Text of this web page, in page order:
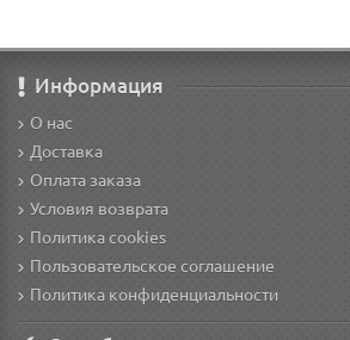
Информация
О нас
Доставка
Оплата заказа
Условия возврата
Политика cookies
Пользовательское соглашение
Политика конфиденциальности